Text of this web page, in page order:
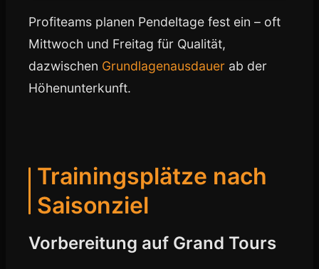
Profiteams planen Pendeltage fest ein – oft
Mittwoch und Freitag für Qualität,
dazwischen Grundlagenausdauer ab der
Höhenunterkunft.
Trainingsplätze nach
Saisonziel
Vorbereitung auf Grand Tours